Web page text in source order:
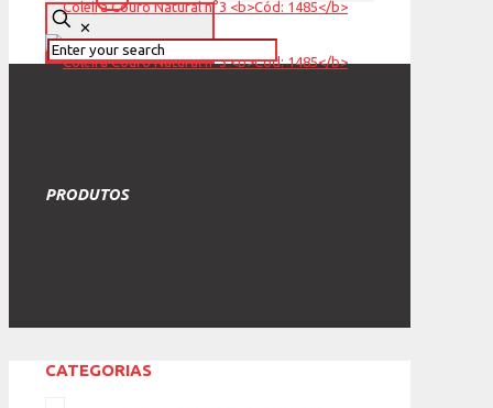
✕
PRODUTOS
CATEGORIAS